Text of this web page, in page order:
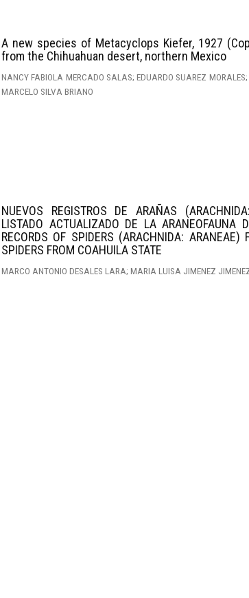
A new species of Metacyclops Kiefer, 1927
from the Chihuahuan desert, northern Mexico
NANCY FABIOLA MERCADO SALAS; EDUARDO SUAREZ
MARCELO SILVA BRIANO
NUEVOS REGISTROS DE ARAÑAS
LISTADO ACTUALIZADO DE LA ARANEOFAUNA
RECORDS OF SPIDERS (ARACHNIDA:
SPIDERS FROM COAHUILA STATE
MARCO ANTONIO DESALES LARA; MARIA LUISA JIMENEZ